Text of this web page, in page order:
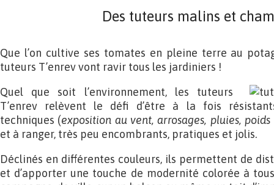
Des tuteurs malins et
Que l’on cultive ses tomates en pleine terre au
tuteurs T’enrev vont ravir tous les jardiniers !
Quel que soit l’environnement, les tuteurs
T’enrev relèvent le défi d’être à la fois
techniques (exposition au vent, arrosages, pluies,
et à ranger, très peu encombrants, pratiques et jolis.
Déclinés en différentes couleurs, ils permettent de
et d’apporter une touche de modernité colorée à